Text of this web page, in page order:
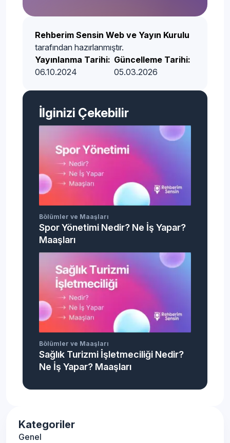
Rehberim Sensin Web ve Yayın Kurulu
tarafından hazırlanmıştır.
Yayınlanma Tarihi:
06.10.2024
Güncelleme Tarihi:
05.03.2026
İlginizi Çekebilir
Bölümler ve Maaşları
Spor Yönetimi Nedir? Ne İş Yapar?
Maaşları
Bölümler ve Maaşları
Sağlık Turizmi İşletmeciliği Nedir?
Ne İş Yapar? Maaşları
Kategoriler
Genel